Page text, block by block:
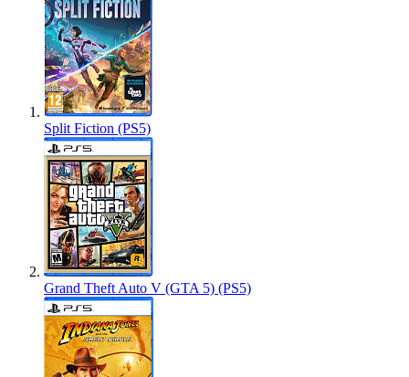
Split Fiction (PS5)
Grand Theft Auto V (GTA 5) (PS5)